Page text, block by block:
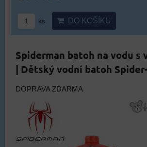
ks DO KOŠÍKU
Spiderman batoh na vodu s
| Dětský vodní batoh
DOPRAVA ZDARMA